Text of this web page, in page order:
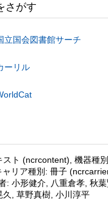
さがす
立国会図書館サーチ
ーリル
スト (ncrcontent), 機器種
リア種別: 冊子
: 小形健介, 八重倉孝, 秋
久, 草野真樹, 小川淳平